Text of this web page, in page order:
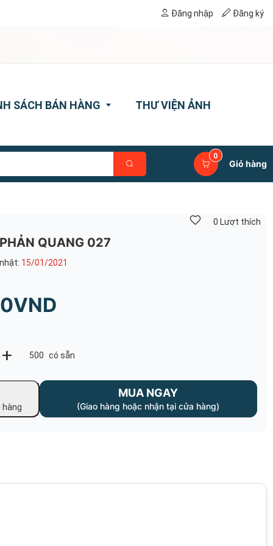
Đăng nhập Đăng ký
SÁCH BÁN HÀNG
bảo hành
bảo mật thông tin
THƯ VIỆN ẢNH
0
Giỏ hàng
QUANG 027
15/01/2021
+ 500 có sẵn
hàng
MUA NGAY
(Giao hàng hoặc nhận tại cửa hàng)
0 Lượt thích